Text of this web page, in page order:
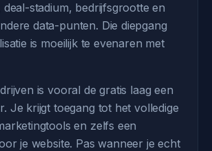
stadium, bedrijfsgrootte en
data-punten. Die diepgang
is moeilijk te evenaren met
is vooral de gratis laag een
Je krijgt toegang tot het volledige
en zelfs een
je website. Pas wanneer je echt